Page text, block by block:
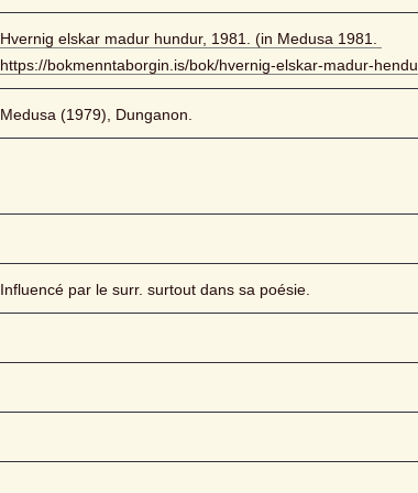
Hvernig elskar madur hundur, 1981. (in Medusa 1981.
https://bokmenntaborgin.is/bok/hvernig-elskar-madur-
Medusa (1979), Dunganon.
Influencé par le surr. surtout dans sa poésie.